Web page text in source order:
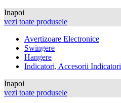
Inapoi
vezi toate produsele
Avertizoare Electronice
Swingere
Hangere
Indicatori, Accesorii Indicatori
Inapoi
vezi toate produsele